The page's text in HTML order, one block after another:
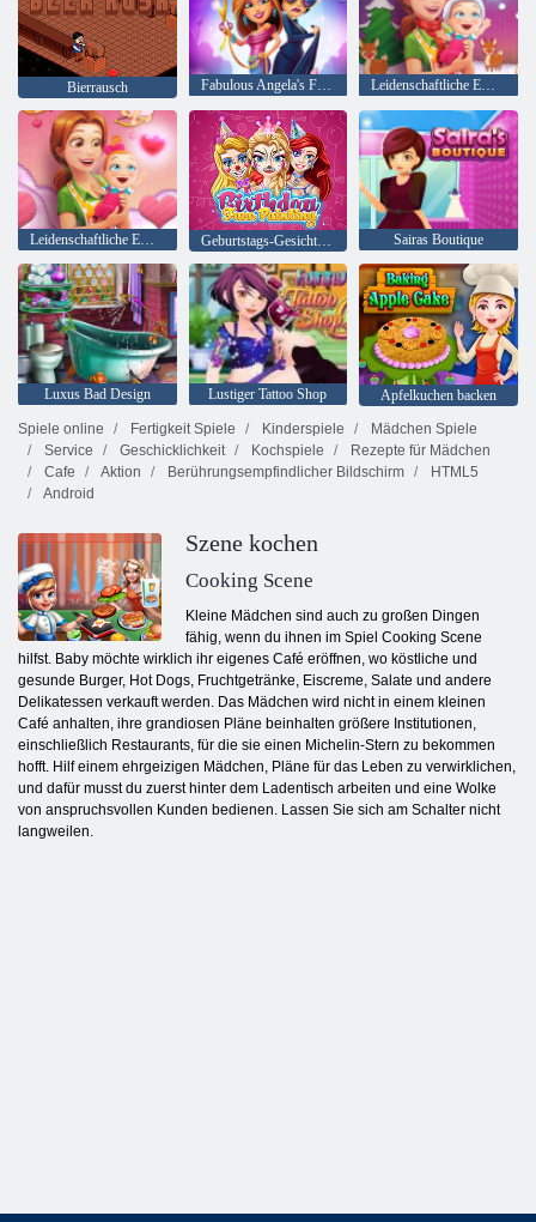
Bierrausch Fabulous Angela's Fashion Fieber Leidenschaftliche Emily's New Beginning Christmas Edition
Leidenschaftliche Emily's New Beginning Valentine's Edition Geburtstags-Gesichts-Malerei Sairas Boutique
Luxus Bad Design Lustiger Tattoo Shop
Apfelkuchen backen
Spiele online
Fertigkeit Spiele Kinderspiele
Mädchen Spiele
Service
Geschicklichkeit Kochspiele
Rezepte für Mädchen
Cafe
Aktion Berührungsempfindlicher Bildschirm
HTML5
Android
Szene kochen
Cooking Scene
Kleine Mädchen sind auch zu großen Dingen
fähig, wenn du ihnen im Spiel Cooking Scene
hilfst. Baby möchte wirklich ihr eigenes Café eröffnen, wo köstliche und
gesunde Burger, Hot Dogs, Fruchtgetränke, Eiscreme, Salate und andere
Delikatessen verkauft werden. Das Mädchen wird nicht in einem kleinen
Café anhalten, ihre grandiosen Pläne beinhalten größere Institutionen,
einschließlich Restaurants, für die sie einen Michelin-Stern zu bekommen
hofft. Hilf einem ehrgeizigen Mädchen, Pläne für das Leben zu verwirklichen,
und dafür musst du zuerst hinter dem Ladentisch arbeiten und eine Wolke
von anspruchsvollen Kunden bedienen. Lassen Sie sich am Schalter nicht
langweilen.